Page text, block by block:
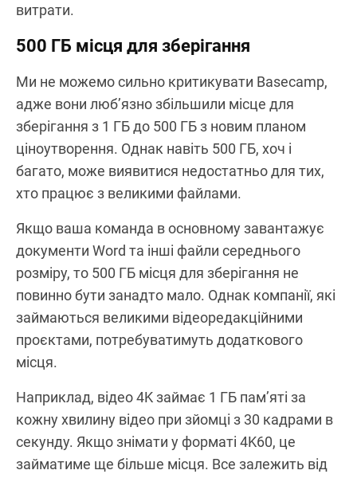
витрати.
500 ГБ місця для зберігання
Ми не можемо сильно критикувати Basecamp,
адже вони люб’язно збільшили місце для
зберігання з 1 ГБ до 500 ГБ з новим планом
ціноутворення. Однак навіть 500 ГБ, хоч і
багато, може виявитися недостатньо для тих,
хто працює з великими файлами.
Якщо ваша команда в основному завантажує
документи Word та інші файли середнього
розміру, то 500 ГБ місця для зберігання не
повинно бути занадто мало. Однак компанії, які
займаються великими відеоредакційними
проєктами, потребуватимуть додаткового
місця.
Наприклад, відео 4K займає 1 ГБ пам’яті за
кожну хвилину відео при зйомці з 30 кадрами в
секунду. Якщо знімати у форматі 4K60, це
займатиме ще більше місця. Все залежить від